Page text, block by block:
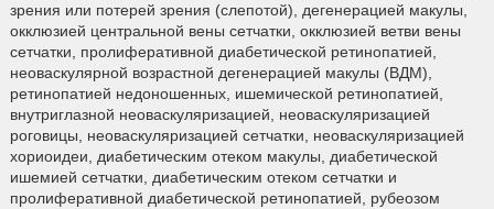
зрения или потерей зрения (слепотой), дегенерацией макулы,
окклюзией центральной вены сетчатки, окклюзией ветви вены
сетчатки, пролиферативной диабетической ретинопатией,
неоваскулярной возрастной дегенерацией макулы (ВДМ),
ретинопатией недоношенных, ишемической ретинопатией,
внутриглазной неоваскуляризацией, неоваскуляризацией
роговицы, неоваскуляризацией сетчатки, неоваскуляризацией
хориоидеи, диабетическим отеком макулы, диабетической
ишемией сетчатки, диабетическим отеком сетчатки и
пролиферативной диабетической ретинопатией, рубеозом